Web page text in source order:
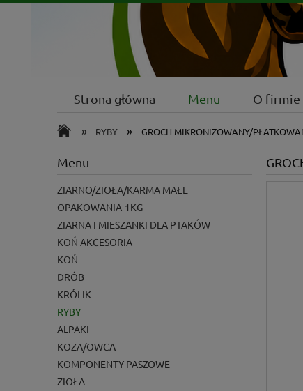
Strona główna Menu O firmie
» RYBY » GROCH MIKRONIZOWANY/
Menu
ZIARNO/ZIOŁA/KARMA MAŁE
OPAKOWANIA-1KG
ZIARNA I MIESZANKI DLA PTAKÓW
KOŃ AKCESORIA
KOŃ
DRÓB
KRÓLIK
RYBY
ALPAKI
KOZA/OWCA
KOMPONENTY PASZOWE
ZIOŁA